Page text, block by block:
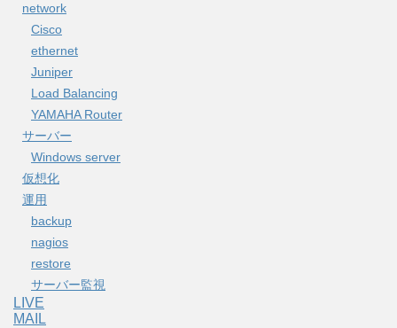
network
Cisco
ethernet
Juniper
Load Balancing
YAMAHA Router
サーバー
Windows server
仮想化
運用
backup
nagios
restore
サーバー監視
LIVE
MAIL